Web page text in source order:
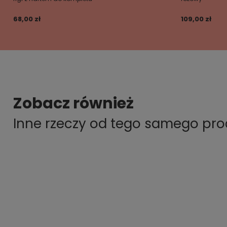
68,00 zł 109,00 zł
Zobacz również
Inne rzeczy od tego samego